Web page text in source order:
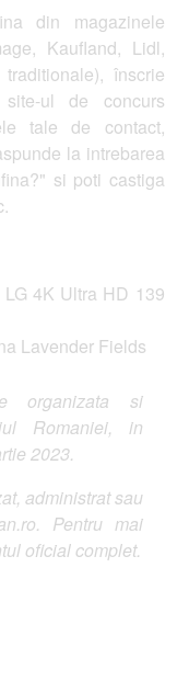
din magazinele
Kaufland, Lidl,
înscrie
ul de concurs
tale de contact,
la intrebarea
si poti castiga
4K Ultra HD 139
Fields
si
in
2023.
sau
Pentru mai
complet.